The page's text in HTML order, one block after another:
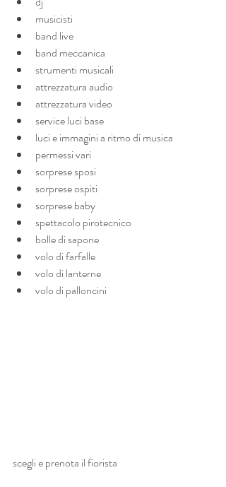
musicisti
band live
band meccanica
strumenti musicali
attrezzatura audio
attrezzatura video
service luci base
luci e immagini a ritmo di musica
permessi vari
sorprese sposi
sorprese ospiti
sorprese baby
spettacolo pirotecnico
bolle di sapone
volo di farfalle
volo di lanterne
volo di palloncini
scegli e prenota il fiorista